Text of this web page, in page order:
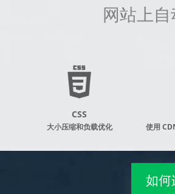
网站上
CSS
大小压缩和负载优化 使用
如何